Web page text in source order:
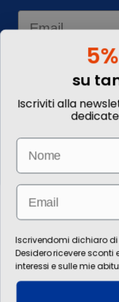
Wie buche ich?
Email
Die Bilder sind rein
Für die Erbringung von
zuständig Ignas Tour
Italia, P.IVA:
Battisti, 28 - 39044 Egna
Landwirtschaftskammer
su
Iscriviti alla
Name
Email
Iscrivendomi dichiaro di
Desidero ricevere sconti
interessi e sulle mie